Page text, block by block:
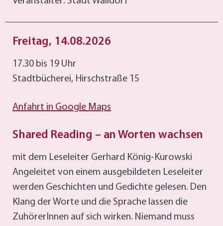
Freitag, 14.08.2026
17.30 bis 19 Uhr
Stadtbücherei, Hirschstraße 15
Anfahrt in Google Maps
Shared Reading – an Worten wachsen
mit dem Leseleiter Gerhard König-Kurowski
Angeleitet von einem ausgebildeten Leseleiter
werden Geschichten und Gedichte gelesen. Den
Klang der Worte und die Sprache lassen die
ZuhörerInnen auf sich wirken. Niemand muss